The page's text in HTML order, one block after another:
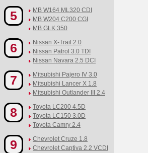
5
MB W164 ML320 CDI
MB W204 C200 CGI
MB GLK 350
6
Nissan X-Trail 2.0
Nissan Patrol 3.0 TDI
Nissan Navara 2.5 DCI
7
Mitsubishi Pajero IV 3.0
Mitsubishi Lancer X 1.8
Mitsubishi Outlander III 2.4
8
Toyota LC200 4.5D
Toyota LC150 3.0D
Toyota Camry 2.4
9
Chevrolet Cruze 1.8
Chevrolet Captiva 2.2 VCDI